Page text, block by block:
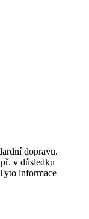
dopravu.
v důsledku
informace